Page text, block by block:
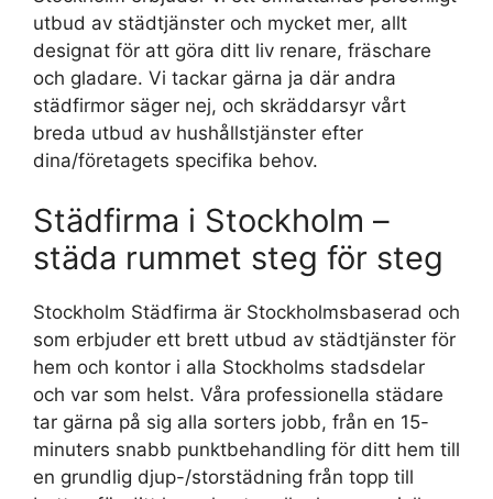
utbud av städtjänster och mycket mer, allt
designat för att göra ditt liv renare, fräschare
och gladare. Vi tackar gärna ja där andra
städfirmor säger nej, och skräddarsyr vårt
breda utbud av hushållstjänster efter
dina/företagets specifika behov.
Städfirma i Stockholm –
städa rummet steg för steg
Stockholm Städfirma är Stockholmsbaserad och
som erbjuder ett brett utbud av städtjänster för
hem och kontor i alla Stockholms stadsdelar
och var som helst. Våra professionella städare
tar gärna på sig alla sorters jobb, från en 15-
minuters snabb punktbehandling för ditt hem till
en grundlig djup-/storstädning från topp till